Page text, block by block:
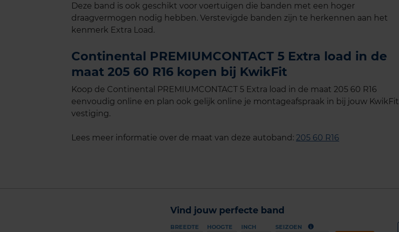
Deze band is ook geschikt voor voertuigen die banden met een hoger
draagvermogen nodig hebben. Verstevigde banden zijn te herkennen aan het
kenmerk Extra Load.
Continental PREMIUMCONTACT 5 Extra load in de
maat 205 60 R16 kopen bij KwikFit
Koop de Continental PREMIUMCONTACT 5 Extra load in de maat 205 60 R16
eenvoudig online en plan ook gelijk online je montageafspraak in bij jouw KwikFit
vestiging.
Lees meer informatie over de maat van deze autoband: 205 60 R16
Vind jouw perfecte band
BREEDTE HOOGTE INCH SEIZOEN